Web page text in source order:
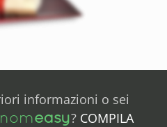
informazioni o sei
nomeasy? COMPILA